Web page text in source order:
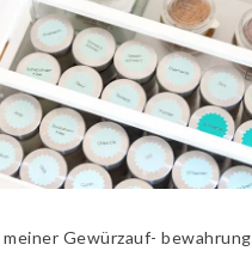
Gewürzauf- bewahrung